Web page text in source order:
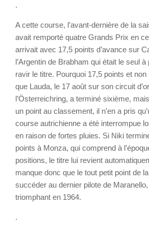
.
A cette course, l’avant-dernière de la
avait remporté quatre Grands Prix en
arrivait avec 17,5 points d’avance sur
l’Argentin de Brabham qui était le seul
ravir le titre. Pourquoi 17,5 points et
que Lauda, le 17 août sur son circuit
l’Österreichring, a terminé sixième,
un point au classement, il n’en a pris
course autrichienne a été interrompue
en raison de fortes pluies. Si Niki
points à Monza, qui comprend à
positions, le titre lui revient
manque donc que le tout petit point de
succéder au dernier pilote de
triomphant en 1964.
.